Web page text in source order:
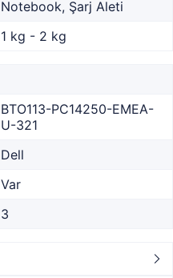
Notebook, Şarj Aleti
1 kg - 2 kg
BTO113-PC14250-EMEA-
U-321
Dell
Var
3